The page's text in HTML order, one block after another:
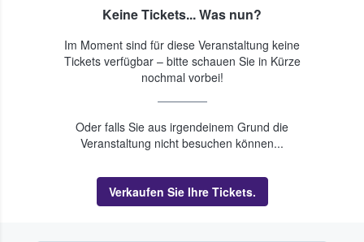
Keine Tickets... Was nun?
Im Moment sind für diese Veranstaltung keine
Tickets verfügbar – bitte schauen Sie in Kürze
nochmal vorbei!
Oder falls Sie aus irgendeinem Grund die
Veranstaltung nicht besuchen können...
Verkaufen Sie Ihre Tickets.